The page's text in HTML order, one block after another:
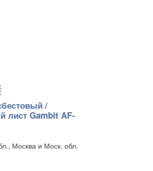
/
лист Gambit AF-
Москва и Моск. обл.